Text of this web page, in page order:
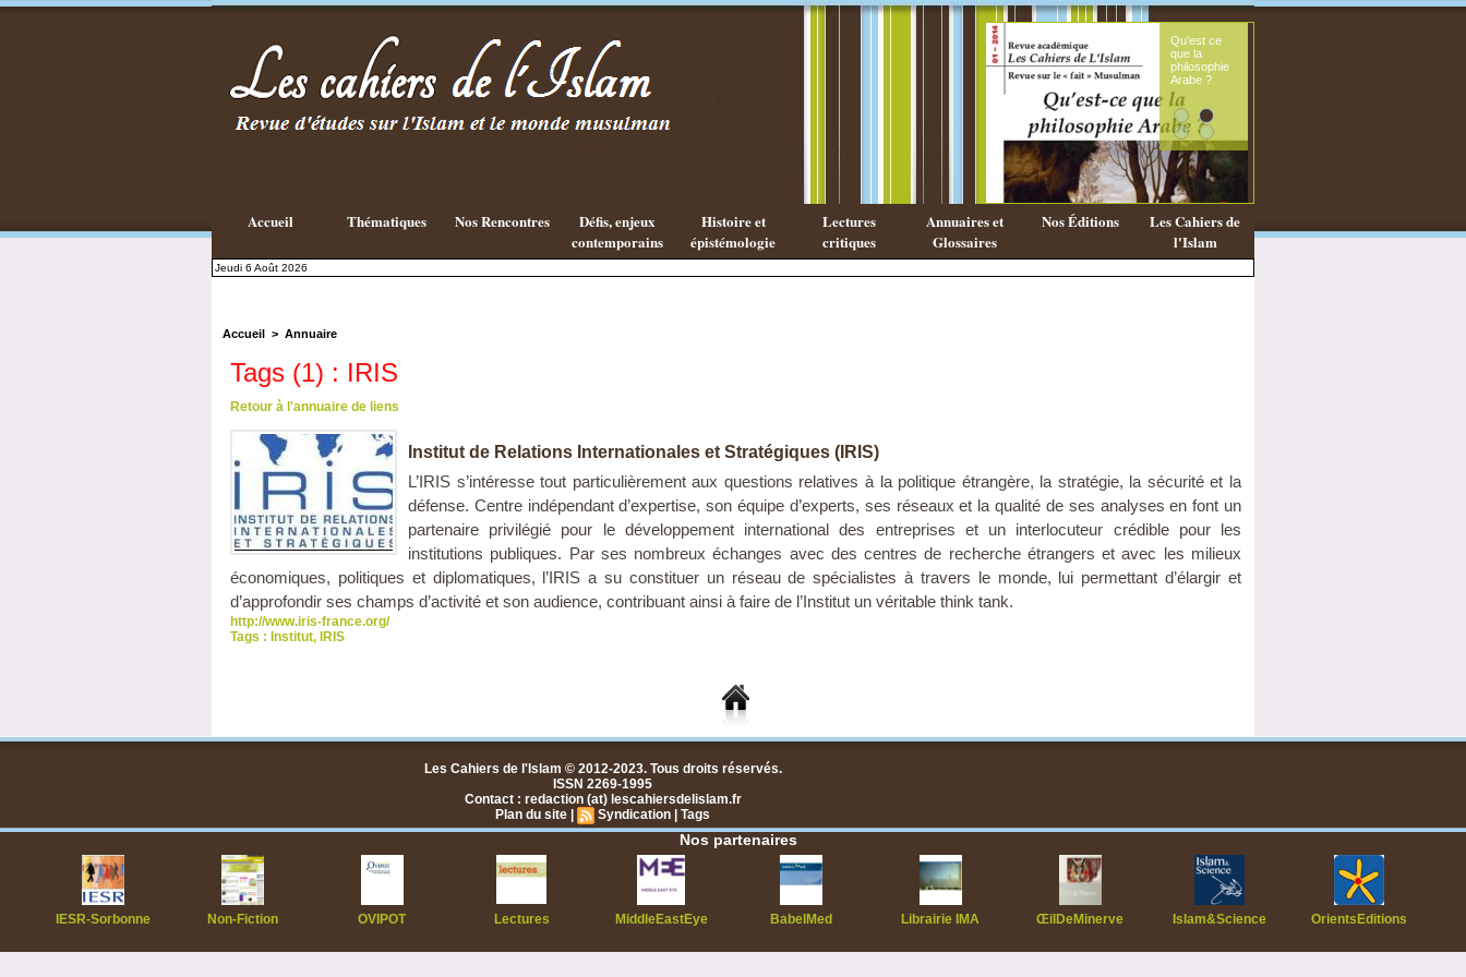
Islamique ?
Qu'est ce
que la
philosophie
Arabe ?
Accueil Thématiques Nos Rencontres
Défis, enjeux
contemporains
Histoire et
épistémologie
Lectures
critiques
Annuaires et
Glossaires
Nos Éditions
Les Cahiers de
l'Islam
Jeudi 6 Août 2026
Accueil > Annuaire
Tags (1) : IRIS
Retour à l'annuaire de liens
Institut de Relations Internationales et Stratégiques (IRIS)
L’IRIS s’intéresse tout particulièrement aux questions relatives à la politique étrangère, la stratégie, la sécurité et la
défense. Centre indépendant d’expertise, son équipe d’experts, ses réseaux et la qualité de ses analyses en font un
partenaire privilégié pour le développement international des entreprises et un interlocuteur crédible pour les
institutions publiques. Par ses nombreux échanges avec des centres de recherche étrangers et avec les milieux
économiques, politiques et diplomatiques, l’IRIS a su constituer un réseau de spécialistes à travers le monde, lui permettant d’élargir et
d’approfondir ses champs d’activité et son audience, contribuant ainsi à faire de l’Institut un véritable think tank.
http://www.iris-france.org/
Tags : Institut, IRIS
Les Cahiers de l'Islam © 2012-2023. Tous droits réservés.
ISSN 2269-1995
Contact : redaction (at) lescahiersdelislam.fr
Plan du site
Syndication Tags
Nos partenaires
IESR-Sorbonne Non-Fiction OVIPOT Lectures MiddleEastEye BabelMed Librairie IMA ŒilDeMinerve Islam&Science OrientsEditions